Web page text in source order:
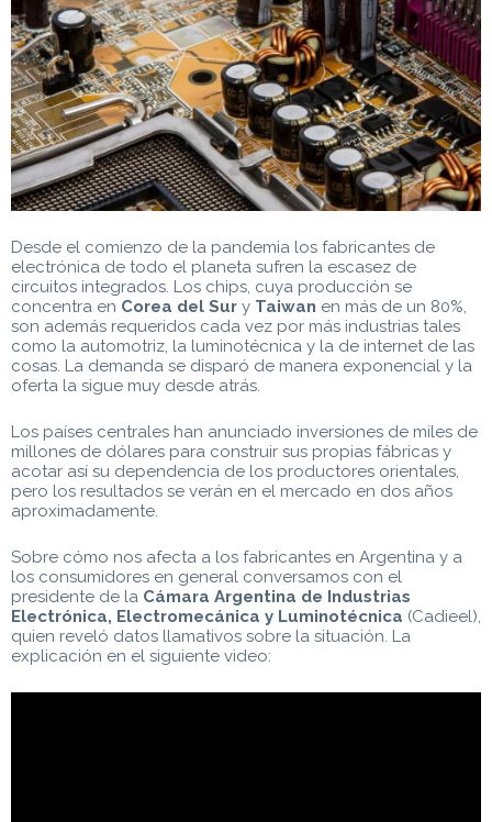
Desde el comienzo de la pandemia los fabricantes de
electrónica de todo el planeta sufren la escasez de
circuitos integrados. Los chips, cuya producción se
concentra en Corea del Sur y Taiwan en más de un 80%,
son además requeridos cada vez por más industrias tales
como la automotriz, la luminotécnica y la de internet de las
cosas. La demanda se disparó de manera exponencial y la
oferta la sigue muy desde atrás.
Los países centrales han anunciado inversiones de miles de
millones de dólares para construir sus propias fábricas y
acotar así su dependencia de los productores orientales,
pero los resultados se verán en el mercado en dos años
aproximadamente.
Sobre cómo nos afecta a los fabricantes en Argentina y a
los consumidores en general conversamos con el
presidente de la Cámara Argentina de Industrias
Electrónica, Electromecánica y Luminotécnica (Cadieel),
quien reveló datos llamativos sobre la situación. La
explicación en el siguiente video: